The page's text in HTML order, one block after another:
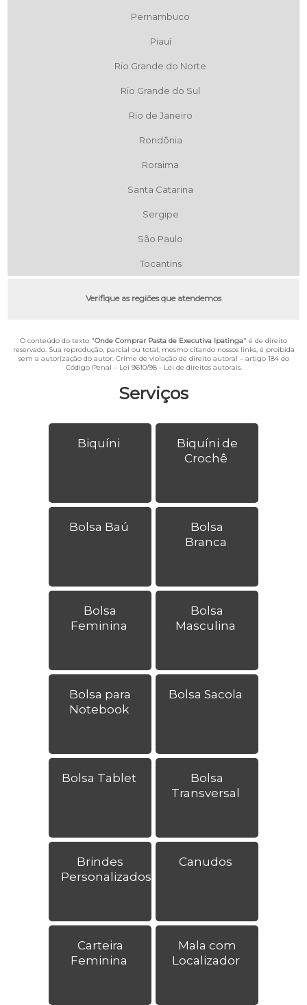
Serviços
Biquíni
Biquíni de
Crochê
Bolsa Baú
Bolsa
Branca
Bolsa
Feminina
Bolsa
Masculina
Bolsa para
Notebook
Bolsa Sacola
Bolsa Tablet
Bolsa
Transversal
Brindes
Personalizados
Canudos
Carteira
Feminina
Mala com
Localizador
Pernambuco
Piauí
Rio Grande do Norte
Rio Grande do Sul
Rio de Janeiro
Rondônia
Roraima
Santa Catarina
Sergipe
São Paulo
Tocantins
Verifique as regiões que atendemos
O conteúdo do texto "Onde Comprar Pasta de Executiva Ipatinga" é de direito
reservado. Sua reprodução, parcial ou total, mesmo citando nossos links, é proibida
sem a autorização do autor. Crime de violação de direito autoral – artigo 184 do
Código Penal – Lei 9610/98 - Lei de direitos autorais.